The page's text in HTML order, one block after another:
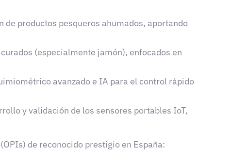
productos pesqueros ahumados, aportando
(especialmente jamón), enfocados en
avanzado e IA para el control rápido
y validación de los sensores portables IoT,
de reconocido prestigio en España: